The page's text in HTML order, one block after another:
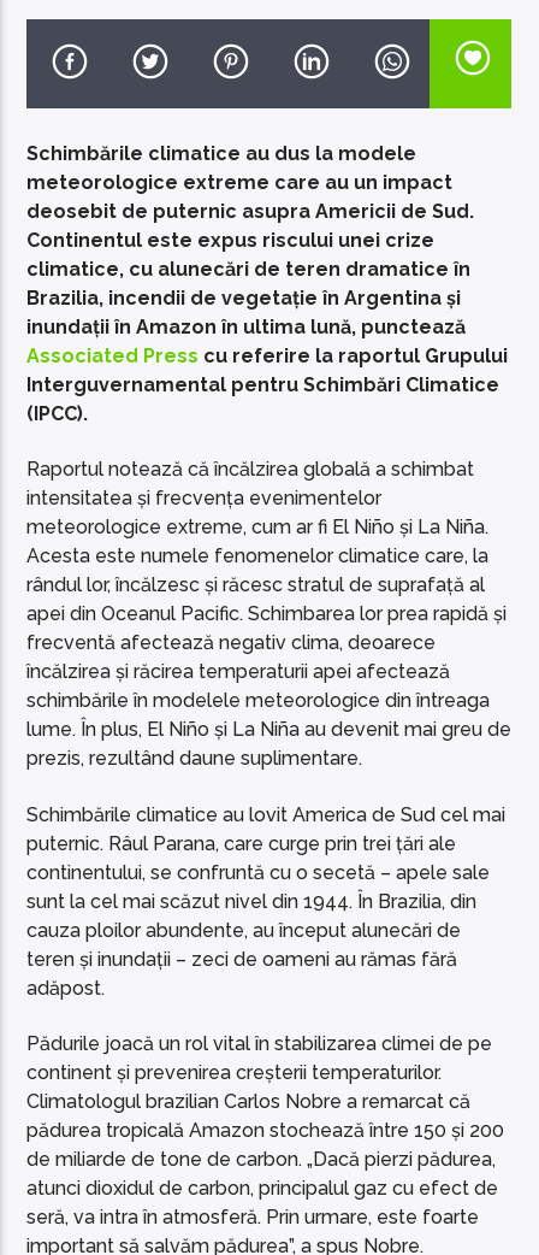
EcoFM Chisinau
Schimbările climatice au dus la modele
meteorologice extreme care au un impact
deosebit de puternic asupra Americii de Sud.
Continentul este expus riscului unei crize
climatice, cu alunecări de teren dramatice în
Brazilia, incendii de vegetație în Argentina și
inundații în Amazon în ultima lună, punctează
Associated Press cu referire la raportul Grupului
Interguvernamental pentru Schimbări Climatice
(IPCC).
Raportul notează că încălzirea globală a schimbat
intensitatea și frecvența evenimentelor
meteorologice extreme, cum ar fi El Niño și La Niña.
Acesta este numele fenomenelor climatice care, la
rândul lor, încălzesc și răcesc stratul de suprafață al
apei din Oceanul Pacific. Schimbarea lor prea rapidă și
frecventă afectează negativ clima, deoarece
încălzirea și răcirea temperaturii apei afectează
schimbările în modelele meteorologice din întreaga
lume. În plus, El Niño și La Niña au devenit mai greu de
prezis, rezultând daune suplimentare.
Schimbările climatice au lovit America de Sud cel mai
puternic. Râul Parana, care curge prin trei țări ale
continentului, se confruntă cu o secetă – apele sale
sunt la cel mai scăzut nivel din 1944. În Brazilia, din
cauza ploilor abundente, au început alunecări de
teren și inundații – zeci de oameni au rămas fără
adăpost.
Pădurile joacă un rol vital în stabilizarea climei de pe
continent și prevenirea creșterii temperaturilor.
Climatologul brazilian Carlos Nobre a remarcat că
pădurea tropicală Amazon stochează între 150 și 200
de miliarde de tone de carbon. „Dacă pierzi pădurea,
atunci dioxidul de carbon, principalul gaz cu efect de
seră, va intra în atmosferă. Prin urmare, este foarte
important să salvăm pădurea”, a spus Nobre.